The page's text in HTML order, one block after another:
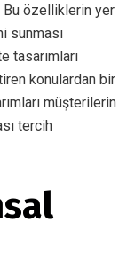
Bu özelliklerin yer
sunması
tasarımları
konulardan bir
müşterilerin
tercih